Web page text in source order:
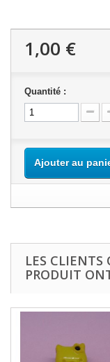
1,00 €
Quantité :
Ajouter au
LES
PRODUIT